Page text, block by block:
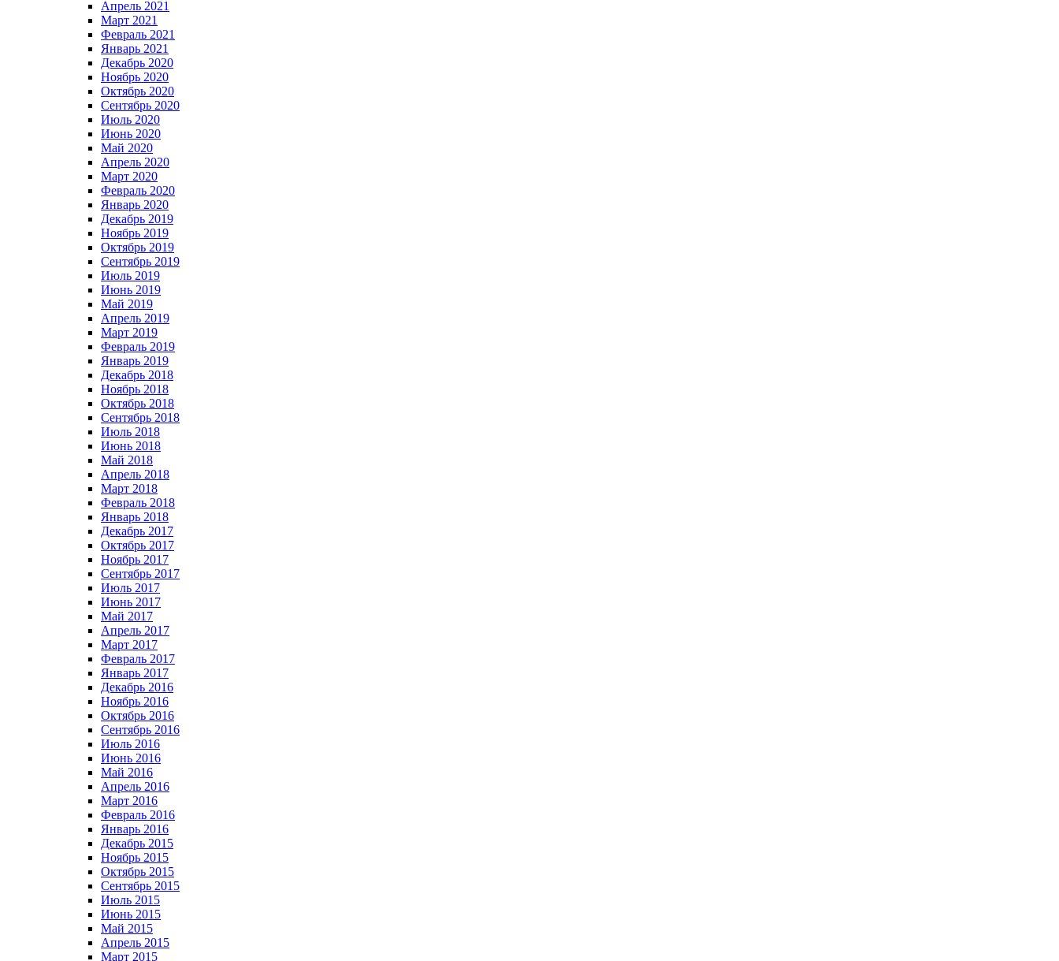
Апрель 2021
Март 2021
Февраль 2021
Январь 2021
Декабрь 2020
Ноябрь 2020
Октябрь 2020
Сентябрь 2020
Июль 2020
Июнь 2020
Май 2020
Апрель 2020
Март 2020
Февраль 2020
Январь 2020
Декабрь 2019
Ноябрь 2019
Октябрь 2019
Сентябрь 2019
Июль 2019
Июнь 2019
Май 2019
Апрель 2019
Март 2019
Февраль 2019
Январь 2019
Декабрь 2018
Ноябрь 2018
Октябрь 2018
Сентябрь 2018
Июль 2018
Июнь 2018
Май 2018
Апрель 2018
Март 2018
Февраль 2018
Январь 2018
Декабрь 2017
Октябрь 2017
Ноябрь 2017
Сентябрь 2017
Июль 2017
Июнь 2017
Май 2017
Апрель 2017
Март 2017
Февраль 2017
Январь 2017
Декабрь 2016
Ноябрь 2016
Октябрь 2016
Сентябрь 2016
Июль 2016
Июнь 2016
Май 2016
Апрель 2016
Март 2016
Февраль 2016
Январь 2016
Декабрь 2015
Ноябрь 2015
Октябрь 2015
Сентябрь 2015
Июль 2015
Июнь 2015
Май 2015
Апрель 2015
Март 2015